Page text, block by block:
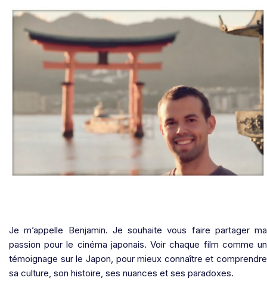
Je m’appelle Benjamin. Je souhaite vous faire partager ma
passion pour le cinéma japonais. Voir chaque film comme un
témoignage sur le Japon, pour mieux connaître et comprendre
sa culture, son histoire, ses nuances et ses paradoxes.